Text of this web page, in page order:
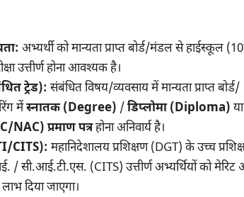
अभ्यर्थी को मान्यता प्राप्त बोर्ड/मंडल से हाईस्कूल
उत्तीर्ण होना आवश्यक है।
ट्रेड): संबंधित विषय/व्यवसाय में मान्यता प्राप्त बोर्ड/
मेंस्नातक (Degree) / डिप्लोमा (Diploma)
NAC) प्रमाण पत्रहोना अनिवार्य है।
CITS): महानिदेशालय प्रशिक्षण (DGT) के उच्च
सी.आई.टी.एस. (CITS) उत्तीर्ण अभ्यर्थियों को मेरिट
दिया जाएगा।